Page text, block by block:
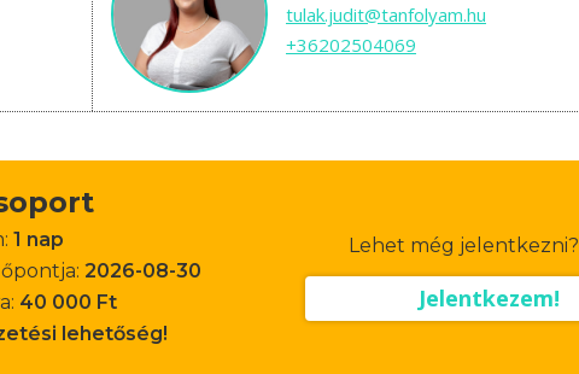
tulak.judit@tanfolyam.hu
+36202504069
1 nap
2026-08-30
40 000 Ft
lehetőség!
Lehet még jelentkezni?
Jelentkezem!